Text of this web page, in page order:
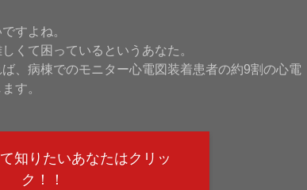
すよね。
くて困っているというあなた。
、病棟でのモニター心電図装着患者の約9割の心電
す。
知りたいあなたはクリッ
ク！！